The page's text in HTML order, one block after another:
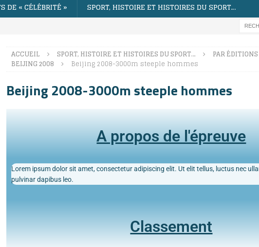
DE « CÉLÉBRITÉ »
SPORT, HISTOIRE ET HISTOIRES DU SPORT…
ACCUEIL SPORT, HISTOIRE ET HISTOIRES DU SPORT…
PAR
BEIJING 2008
Beijing 2008-3000m steeple hommes
Beijing 2008-3000m steeple hommes
A propos de l'épreuve
Lorem ipsum dolor sit amet, consectetur adipiscing elit. Ut elit tellus, luctus nec
pulvinar dapibus leo.
Classement